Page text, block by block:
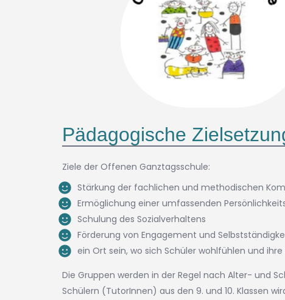
Pädagogische
Ziele der Offenen Ganztagsschule:
Stärkung der fachlichen und methodischen
Ermöglichung einer umfassenden
Schulung des Sozialverhaltens
Förderung von Engagement und
ein Ort sein, wo sich Schüler wohlfühlen und
Die Gruppen werden in der Regel nach Alter- und
Schülern (TutorInnen) aus den 9. und 10. Klassen